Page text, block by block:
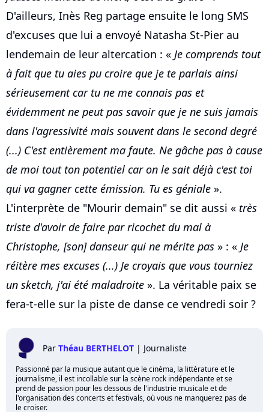
D'ailleurs, Inès Reg partage ensuite le long SMS
d'excuses que lui a envoyé Natasha St-Pier au
lendemain de leur altercation : « Je comprends tout
à fait que tu aies pu croire que je te parlais ainsi
sérieusement car tu ne me connais pas et
évidemment ne peut pas savoir que je ne suis jamais
dans l'agressivité mais souvent dans le second degré
(...) C'est entièrement ma faute. Ne gâche pas à cause
de moi tout ton potentiel car on le sait déjà c'est toi
qui va gagner cette émission. Tu es géniale ».
L'interprète de "Mourir demain" se dit aussi « très
triste d'avoir de faire par ricochet du mal à
Christophe, [son] danseur qui ne mérite pas » : « Je
réitère mes excuses (...) Je croyais que vous tourniez
un sketch, j'ai été maladroite ». La véritable paix se
fera-t-elle sur la piste de danse ce vendredi soir ?
Par Théau BERTHELOT | Journaliste
Passionné par la musique autant que le cinéma, la littérature et le
journalisme, il est incollable sur la scène rock indépendante et se
prend de passion pour les dessous de l'industrie musicale et de
l'organisation des concerts et festivals, où vous ne manquerez pas de
le croiser.